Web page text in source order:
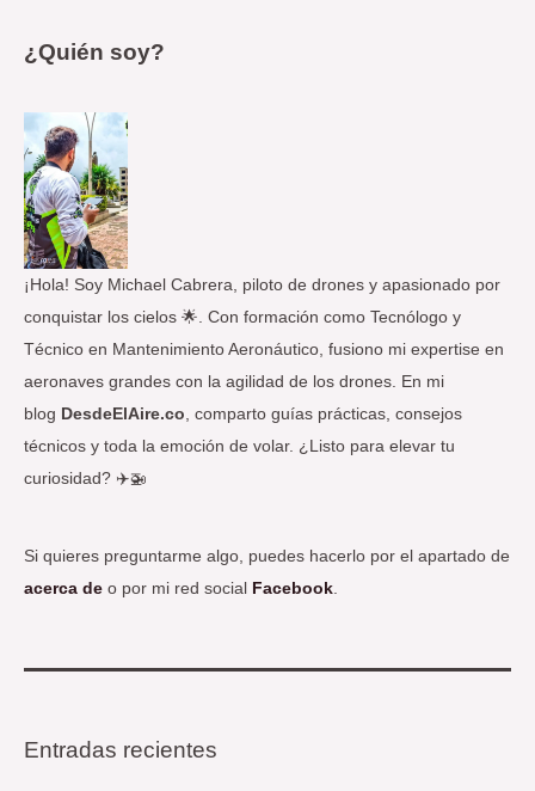
r
p
o
r
:
¿Quién soy?
¡Hola! Soy Michael Cabrera, piloto de drones y apasionado por
conquistar los cielos 🌟. Con formación como Tecnólogo y
Técnico en Mantenimiento Aeronáutico, fusiono mi expertise en
aeronaves grandes con la agilidad de los drones. En mi
blog DesdeElAire.co , comparto guías prácticas, consejos
técnicos y toda la emoción de volar. ¿Listo para elevar tu
curiosidad? ✈️🚁
Si quieres preguntarme algo, puedes hacerlo por el apartado de
acerca de o por mi red social Facebook
Entradas recientes